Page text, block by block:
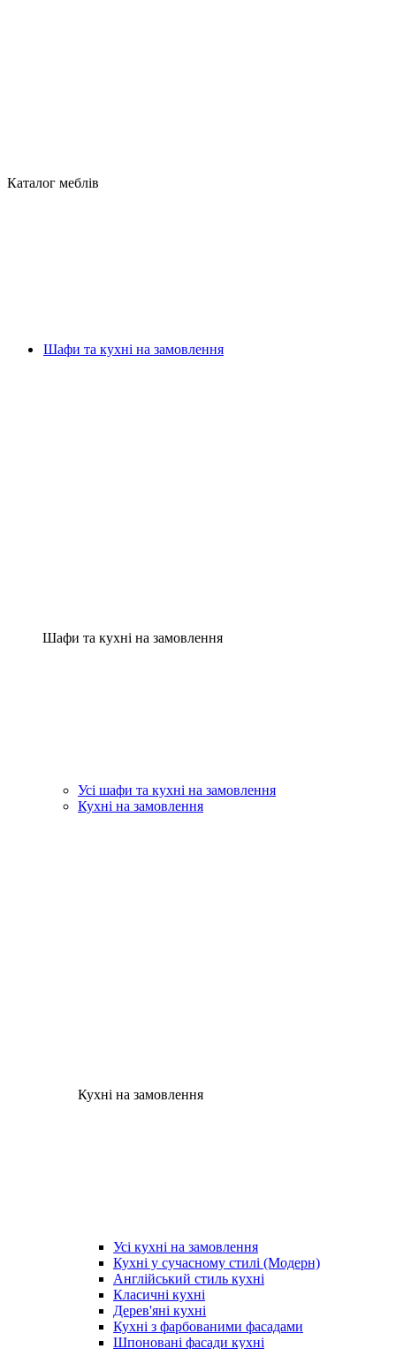
Каталог меблів
Шафи та кухні на замовлення
Шафи та кухні на замовлення
Усі шафи та кухні на замовлення
Кухні на замовлення
Кухні на замовлення
Усі кухні на замовлення
Кухні у сучасному стилі (Модерн)
Англійський стиль кухні
Класичні кухні
Дерев'яні кухні
Кухні з фарбованими фасадами
Шпоновані фасади кухні